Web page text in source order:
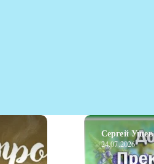
Сергей Ущев
24.07.2026